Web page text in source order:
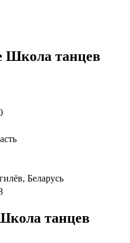
Школа танцев
Беларусь
танцев